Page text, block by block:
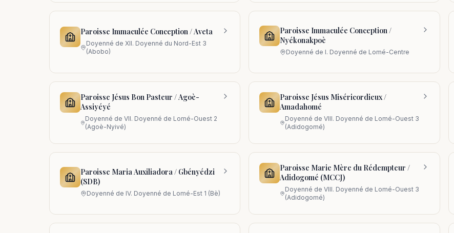
Paroisse Immaculée Conception / Aveta
Doyenné deXII. Doyenné du Nord-Est 3
(Abobo)
Paroisse Immaculée Conception /
Nyékonakpoè
Doyenné de I. Doyenné de Lomé-Centre
Paroisse Jésus Bon Pasteur / Agoè-
Assiyéyé
Doyenné deVII. Doyenné de Lomé-Ouest 2
(Agoè-Nyivé)
Paroisse Jésus Miséricordieux /
Amadahomé
Doyenné de VIII. Doyenné de Lomé-Ouest 3
(Adidogomé)
Paroisse Maria Auxiliadora / Gbényédzi
(SDB)
Doyenné de IV. Doyenné de Lomé-Est 1 (Bè)
Paroisse Marie Mère du Rédempteur /
Adidogomé (MCCJ)
Doyenné de VIII. Doyenné de Lomé-Ouest 3
(Adidogomé)